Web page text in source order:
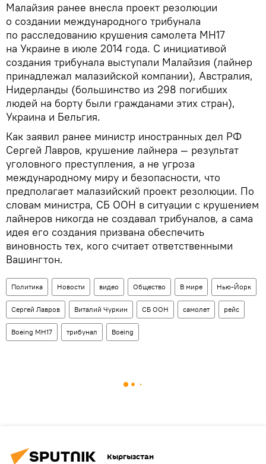
Малайзия ранее внесла проект резолюции
о создании международного трибунала
по расследованию крушения самолета MH17
на Украине в июле 2014 года. С инициативой
создания трибунала выступали Малайзия (лайнер
принадлежал малазийской компании), Австралия,
Нидерланды (большинство из 298 погибших
людей на борту были гражданами этих стран),
Украина и Бельгия.
Как заявил ранее министр иностранных дел РФ
Сергей Лавров, крушение лайнера — результат
уголовного преступления, а не угроза
международному миру и безопасности, что
предполагает малазийский проект резолюции. По
словам министра, СБ ООН в ситуации с крушением
лайнеров никогда не создавал трибуналов, а сама
идея его создания призвана обеспечить
виновность тех, кого считает ответственными
Вашингтон.
Политика Новости видео Общество В мире Нью-Йорк
Сергей Лавров Виталий Чуркин СБ ООН самолет рейс
Boeing MH17 трибунал Boeing
Кыргызстан